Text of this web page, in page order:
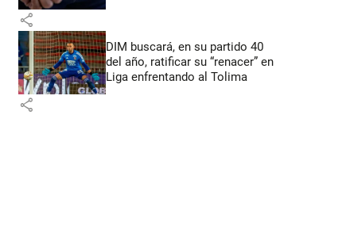
share
DIM buscará, en su partido 40
del año, ratificar su “renacer” en
Liga enfrentando al Tolima
share